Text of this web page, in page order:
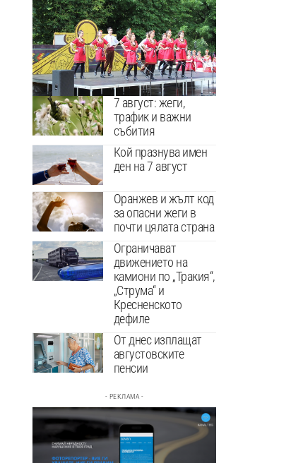
7 август: жеги,
трафик и важни
събития
Кой празнува имен
ден на 7 август
Оранжев и жълт код
за опасни жеги в
почти цялата страна
Ограничават
движението на
камиони по „Тракия“,
„Струма“ и
Кресненското
дефиле
От днес изплащат
августовските
пенсии
- РЕКЛАМА -